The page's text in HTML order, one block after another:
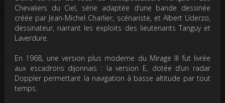
Chevaliers du Ciel, série adaptée d’une bande dessinée
créée par Jean-Michel Charlier, scénariste, et Albert Uderzo,
dessinateur, narrant les exploits des lieutenants Tanguy et
Laverdure.
En 1968, une version plus moderne du Mirage III fut livrée
aux escadrons dijonnais : la version E, dotée d’un radar
Doppler permettant la navigation à basse altitude par tout
temps.